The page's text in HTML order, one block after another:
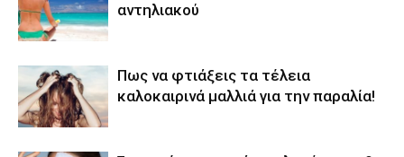
αντηλιακού
Πως να φτιάξεις τα τέλεια
καλοκαιρινά μαλλιά για την παραλία!